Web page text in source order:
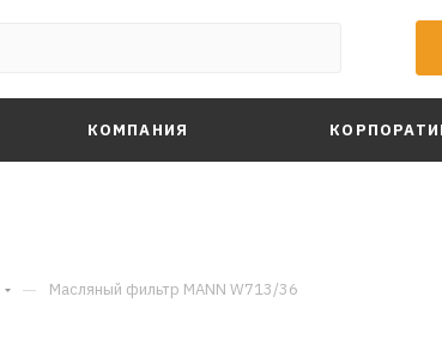
КОМПАНИЯ
— Масляный фильтр MANN W713/36